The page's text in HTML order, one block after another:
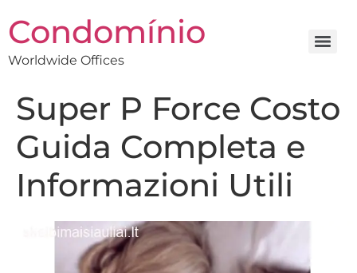
Condomínio
Worldwide Offices
Super P Force Costo
Guida Completa e
Informazioni Utili